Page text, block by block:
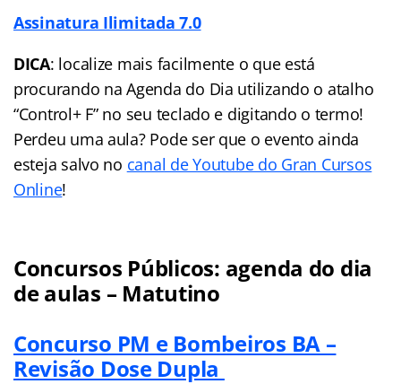
Assinatura Ilimitada 7.0
DICA: localize mais facilmente o que está
procurando na Agenda do Dia utilizando o atalho
“Control+ F” no seu teclado e digitando o termo!
Perdeu uma aula? Pode ser que o evento ainda
esteja salvo no canal de Youtube do Gran Cursos
Online!
Concursos Públicos: agenda do dia
de aulas – Matutino
Concurso PM e Bombeiros BA –
Revisão Dose Dupla